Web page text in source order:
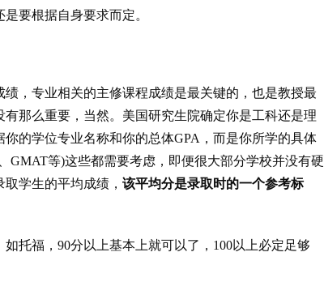
要根据自身要求而定。
，专业相关的主修课程成绩是最关键的，也是教授最
那么重要，当然。美国研究生院确定你是工科还是理
的学位专业名称和你的总体GPA，而是你所学的具体
GMAT等)这些都需要考虑，即便很大部分学校并没有硬
学生的平均成绩， 该平均分是录取时的一个参考标
托福，90分以上基本上就可以了，100以上必定足够